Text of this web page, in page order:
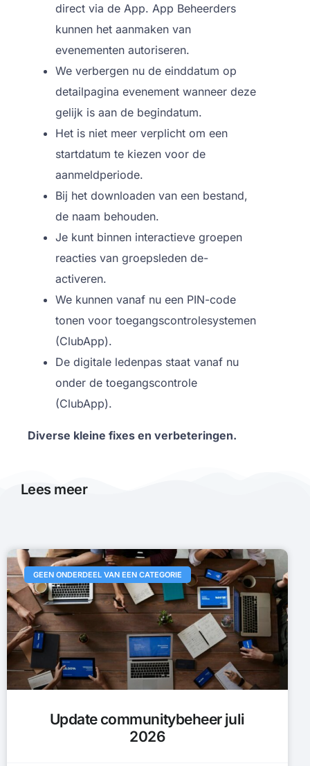
direct via de App. App Beheerders
kunnen het aanmaken van
evenementen autoriseren.
We verbergen nu de einddatum op
detailpagina evenement wanneer deze
gelijk is aan de begindatum.
Het is niet meer verplicht om een
startdatum te kiezen voor de
aanmeldperiode.
Bij het downloaden van een bestand,
de naam behouden.
Je kunt binnen interactieve groepen
reacties van groepsleden de-
activeren.
We kunnen vanaf nu een PIN-code
tonen voor toegangscontrolesystemen
(ClubApp).
De digitale ledenpas staat vanaf nu
onder de toegangscontrole
(ClubApp).
Diverse kleine fixes en verbeteringen.
Lees meer
GEEN ONDERDEEL VAN EEN CATEGORIE
Update communitybeheer juli
2026